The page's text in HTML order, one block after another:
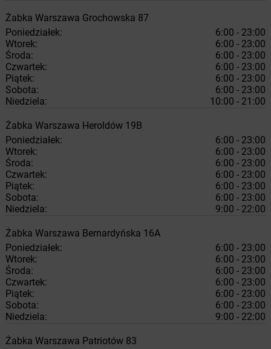
Żabka Warszawa Grochowska 87
Poniedziałek:
6:00 - 23:00
Wtorek:
6:00 - 23:00
Środa:
6:00 - 23:00
Czwartek:
6:00 - 23:00
Piątek:
6:00 - 23:00
Sobota:
6:00 - 23:00
Niedziela:
10:00 - 21:00
Żabka Warszawa Heroldów 19B
Poniedziałek:
6:00 - 23:00
Wtorek:
6:00 - 23:00
Środa:
6:00 - 23:00
Czwartek:
6:00 - 23:00
Piątek:
6:00 - 23:00
Sobota:
6:00 - 23:00
Niedziela:
9:00 - 22:00
Żabka Warszawa Bernardyńska 16A
Poniedziałek:
6:00 - 23:00
Wtorek:
6:00 - 23:00
Środa:
6:00 - 23:00
Czwartek:
6:00 - 23:00
Piątek:
6:00 - 23:00
Sobota:
6:00 - 23:00
Niedziela:
9:00 - 22:00
Żabka Warszawa Patriotów 83